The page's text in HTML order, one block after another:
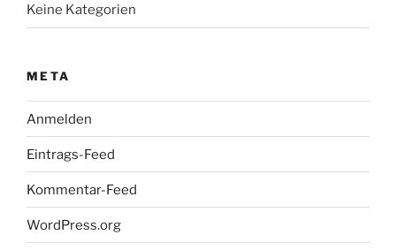
Keine Kategorien
META
Anmelden
Eintrags-Feed
Kommentar-Feed
WordPress.org